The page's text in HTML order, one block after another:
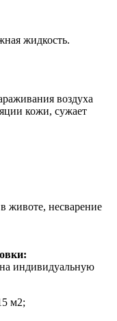
жидкость.
воздуха
кожи, сужает
животе, несварение
индивидуальную
м2;